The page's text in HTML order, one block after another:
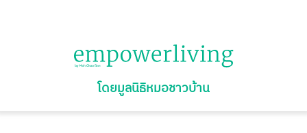
โดยมูลนิธิหมอชาวบ้าน